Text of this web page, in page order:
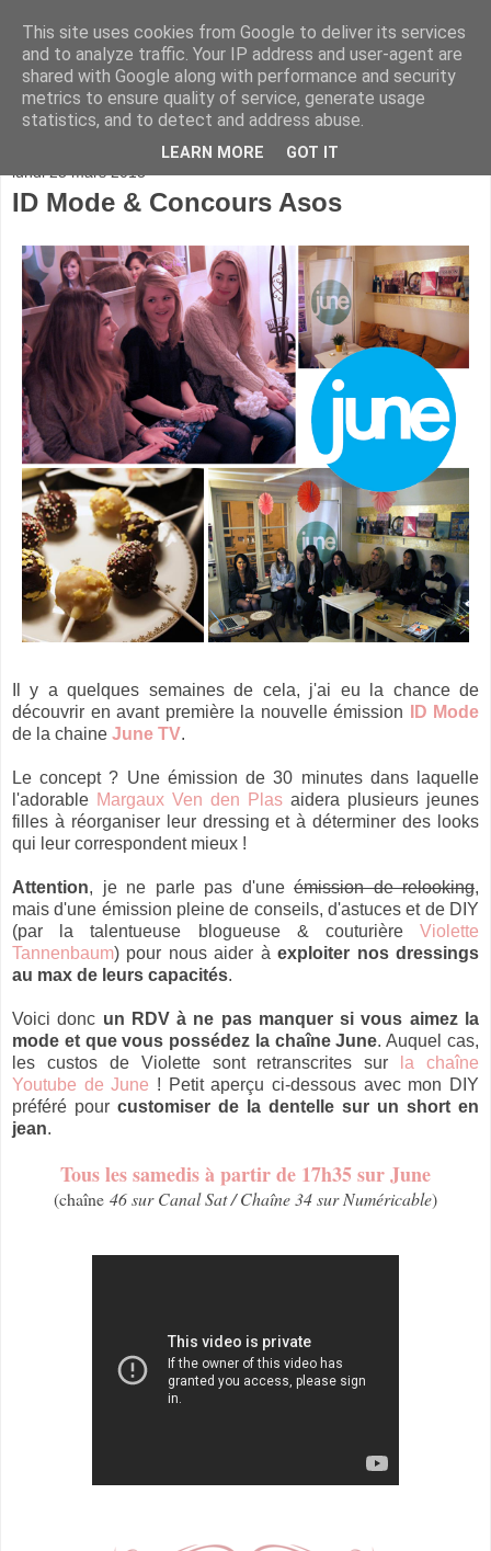
lundi 25 mars 2013
ID Mode & Concours Asos
Il y a quelques semaines de cela, j'ai eu la chance de
découvrir en avant première la nouvelle émission ID Mode
de la chaine June TV.
Le concept ? Une émission de 30 minutes dans laquelle
l'adorable Margaux Ven den Plas aidera plusieurs jeunes
filles à réorganiser leur dressing et à déterminer des looks
qui leur correspondent mieux !
Attention, je ne parle pas d'une émission de relooking,
mais d'une émission pleine de conseils, d'astuces et de DIY
(par la talentueuse blogueuse & couturière Violette
Tannenbaum) pour nous aider àexploiter nos dressings
au max de leurs capacités.
Voici donc un RDV à ne pas manquer si vous aimez la
mode et que vous possédez la chaîne June. Auquel cas,
les custos de Violette sont retranscrites sur
la chaîne
Youtube de June ! Petit aperçu ci-dessous avec mon DIY
préféré pour customiser de la dentelle sur un short en
jean.
Tous les samedis à partir de 17h35 sur June
(chaîne 46 sur Canal Sat / Chaîne 34 sur Numéricable)
This site uses cookies from Google to deliver its services
and to analyze traffic. Your IP address and user-agent are
shared with Google along with performance and security
metrics to ensure quality of service, generate usage
statistics, and to detect and address abuse.
LEARN MORE GOT IT